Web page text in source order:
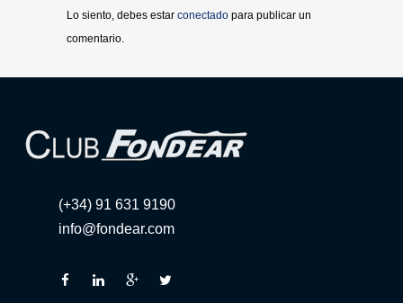
Lo siento, debes estar conectado para publicar un
comentario.
(+34) 91 631 9190
info@fondear.com